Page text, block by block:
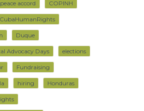
accord COPINH
CubaHumanRights
Duque
Advocacy Days elections
Fundraising
hiring Honduras